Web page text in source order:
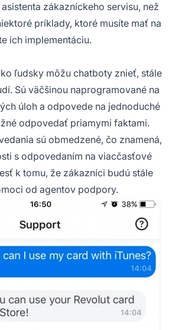
zákazníckeho servisu, než
príklady, ktoré musíte mať na
ich implementáciu.
ľudsky môžu chatboty znieť, stále
Sú väčšinou naprogramované na
úloh a odpovede na jednoduché
odpovedať priamymi faktami.
sú obmedzené, čo znamená,
s odpovedaním na viacčasťové
k tomu, že zákazníci budú stále
od agentov podpory.